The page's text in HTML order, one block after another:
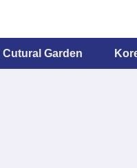
Cutural Garden